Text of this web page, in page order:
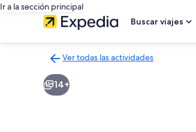
Ir a la sección principal
Buscar viajes
Ver todas las actividades
a
la
14+